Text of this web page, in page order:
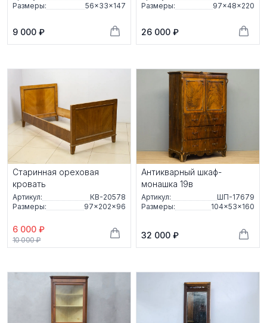
Размеры:
56×33×147
9 000 ₽
Размеры:
97×48×220
26 000 ₽
Старинная ореховая
кровать
Артикул:
КВ-20578
Размеры:
97×202×96
6 000 ₽
10 000 ₽
Антикварный шкаф-
монашка 19в
Артикул:
ШП-17679
Размеры:
104×53×160
32 000 ₽